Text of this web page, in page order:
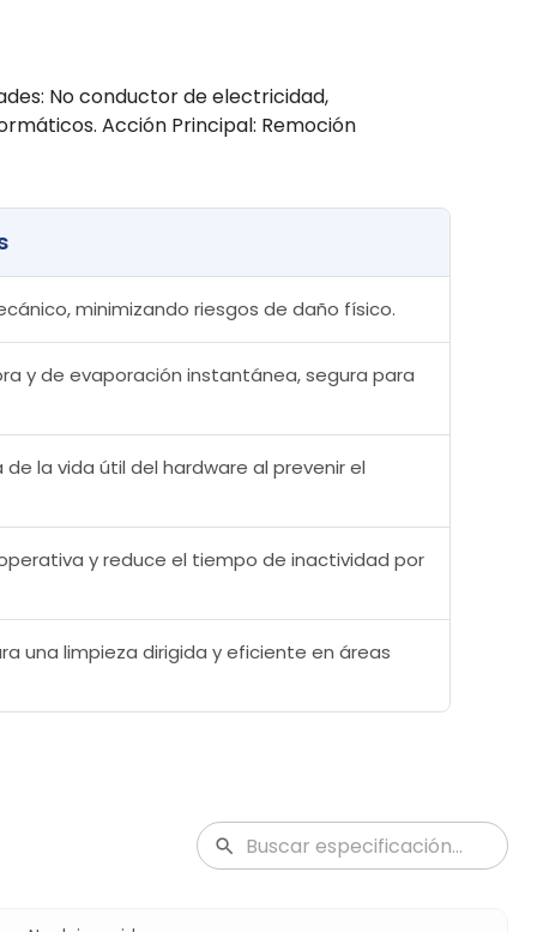
No conductor de electricidad,
Acción Principal: Remoción
minimizando riesgos de daño físico.
y de evaporación instantánea, segura para
la vida útil del hardware al prevenir el
y reduce el tiempo de inactividad por
una limpieza dirigida y eficiente en áreas